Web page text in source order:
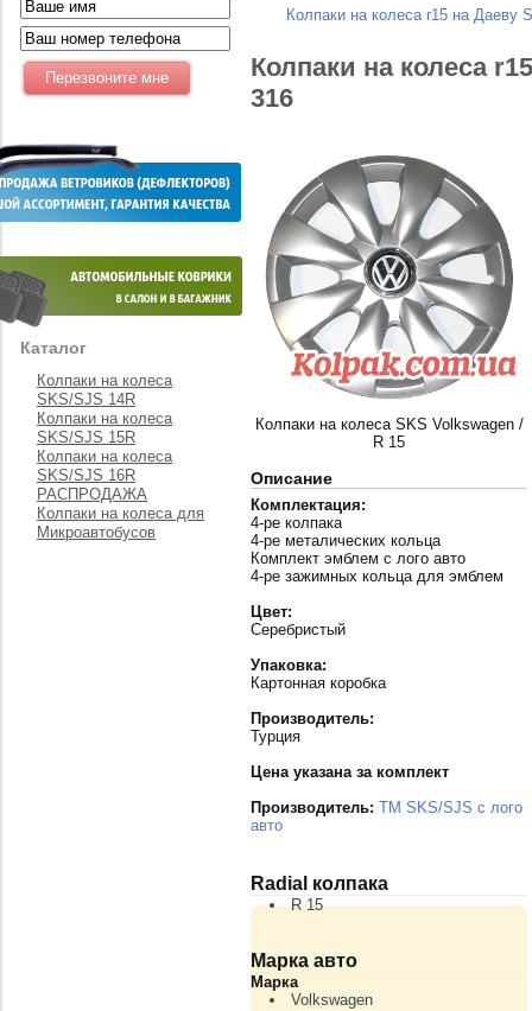
Каталог
Колпаки на колеса
SKS/SJS 14R
Колпаки на колеса
SKS/SJS 15R
Колпаки на колеса
SKS/SJS 16R
РАСПРОДАЖА
Колпаки на колеса для
Микроавтобусов
Колпаки на колеса r15 на Даеву
Колпаки на колеса
316
Колпаки на колеса SKS Volkswagen /
R 15
Описание
Комплектация:
4-ре колпака
4-ре металических кольца
Комплект эмблем с лого авто
4-ре зажимных кольца для эмблем
Цвет:
Серебристый
Упаковка:
Картонная коробка
Производитель:
Турция
Цена указана за комплект
Производитель: TM SKS/SJS с лого
авто
Radial колпака
R 15
Марка авто
Марка
Volkswagen